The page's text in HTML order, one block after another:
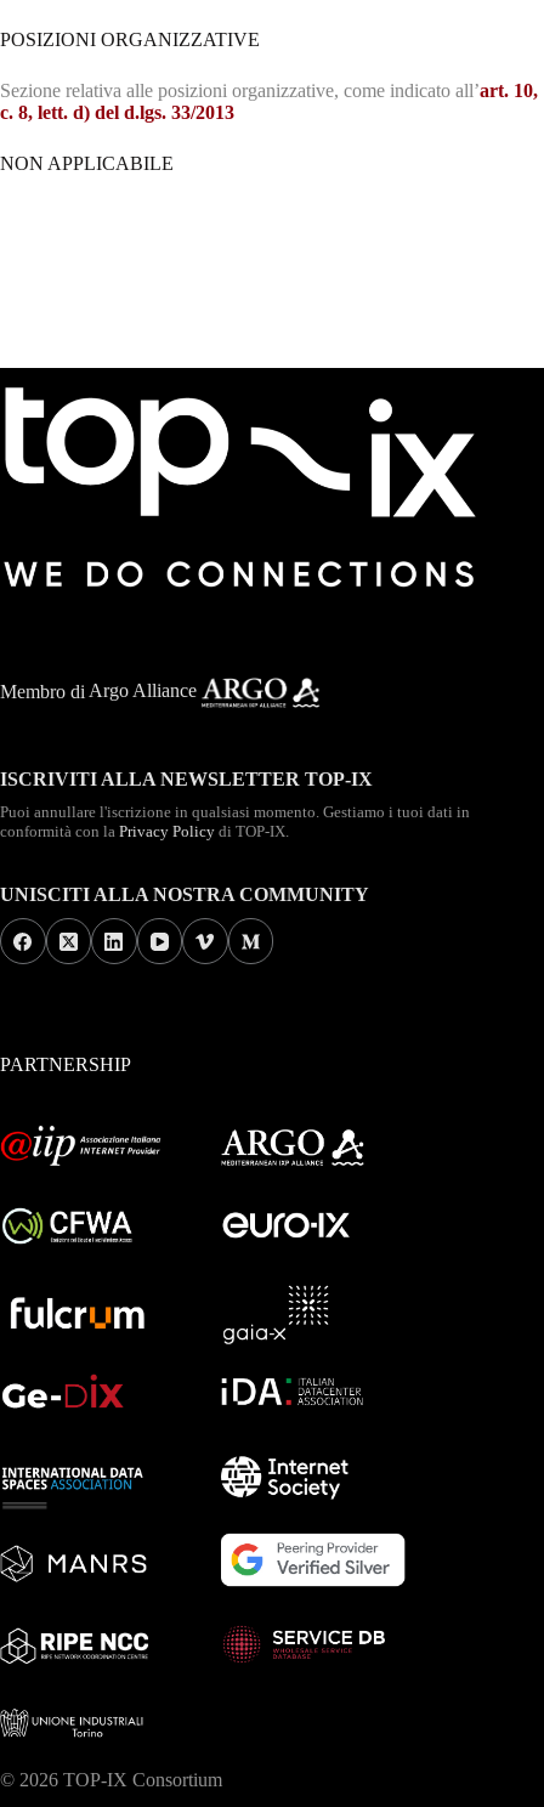
POSIZIONI ORGANIZZATIVE
Sezione relativa alle posizioni organizzative, come indicato all’art. 10,
c. 8, lett. d) del d.lgs. 33/2013
NON APPLICABILE
Membro di Argo Alliance
ISCRIVITI ALLA NEWSLETTER TOP-IX
Puoi annullare l'iscrizione in qualsiasi momento. Gestiamo i tuoi dati in
conformità con la Privacy Policy di TOP-IX.
UNISCITI ALLA NOSTRA COMMUNITY
PARTNERSHIP
© 2026 TOP-IX Consortium